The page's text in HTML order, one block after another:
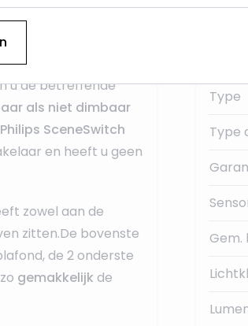
u de betreffende
als niet dimbaar
Philips SceneSwitch
en heeft u geen
zowel aan de
zitten.De bovenste
de 2 onderste
gemakkelijk de
Type
Type
Gem.